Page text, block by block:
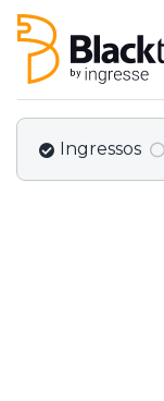
Ingressos